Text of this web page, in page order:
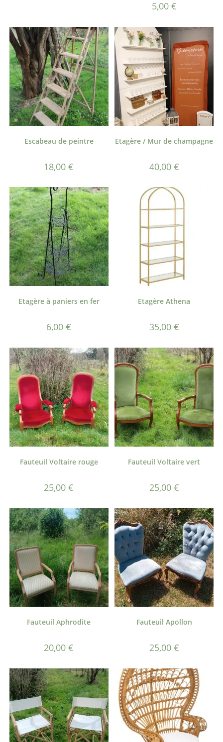
5,00 €
Escabeau de peintre
18,00€
Etagère / Mur de champagne
40,00 €
Etagère à paniers en fer
6,00€
Etagère Athena
35,00 €
Fauteuil Voltaire rouge
25,00€
Fauteuil Voltaire vert
25,00 €
Fauteuil Aphrodite
20,00€
Fauteuil Apollon
25,00 €